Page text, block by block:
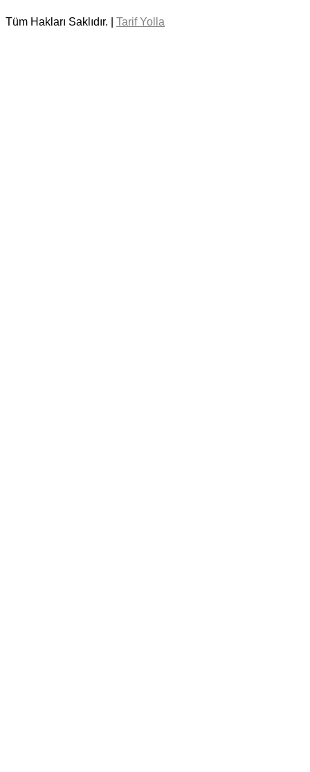
Tüm Hakları Saklıdır. | Tarif Yolla